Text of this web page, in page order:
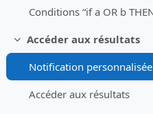
Collapse
Accéder aux résultats
Notification personnalisée
Accéder aux résultats